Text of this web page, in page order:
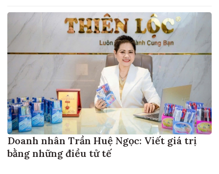
Doanh nhân Trần Huệ Ngọc: Viết giá trị
bằng những điều tử tế